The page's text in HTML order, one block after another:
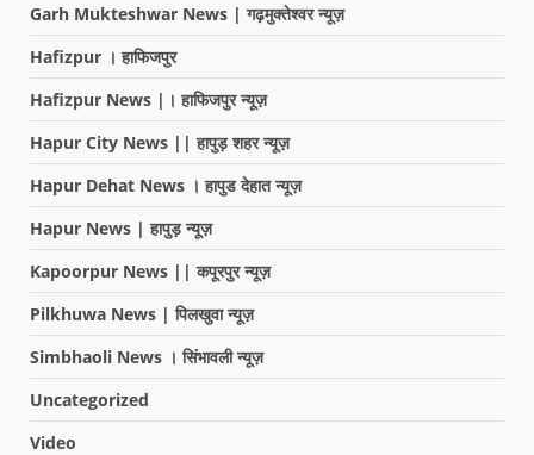
Garh Mukteshwar News | गढ़मुक्तेश्वर न्यूज़
Hafizpur । हाफिजपुर
Hafizpur News |। हाफिजपुर न्यूज़
Hapur City News || हापुड़ शहर न्यूज़
Hapur Dehat News । हापुड देहात न्यूज़
Hapur News | हापुड़ न्यूज़
Kapoorpur News || कपूरपुर न्यूज़
Pilkhuwa News | पिलखुवा न्यूज़
Simbhaoli News । सिंभावली न्यूज़
Uncategorized
Video